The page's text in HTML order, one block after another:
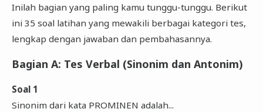
Inilah bagian yang paling kamu tunggu-tunggu. Berikut
ini 35 soal latihan yang mewakili berbagai kategori tes,
lengkap dengan jawaban dan pembahasannya.
Bagian A: Tes Verbal (Sinonim dan Antonim)
Soal 1
Sinonim dari kata PROMINEN adalah...